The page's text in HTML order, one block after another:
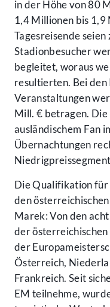
in der Höhe von 80
1,4 Millionen bis 1,9
Tagesreisende
Stadionbesucher
begleitet, woraus
resultierten. Bei
Veranstaltungen
Mill. € betragen.
ausländischem Fan
Übernachtungen
Die Qualifikation
den
Marek: Von den
der
der
Österreich,
Frankreich. Seit
EM teilnehme,